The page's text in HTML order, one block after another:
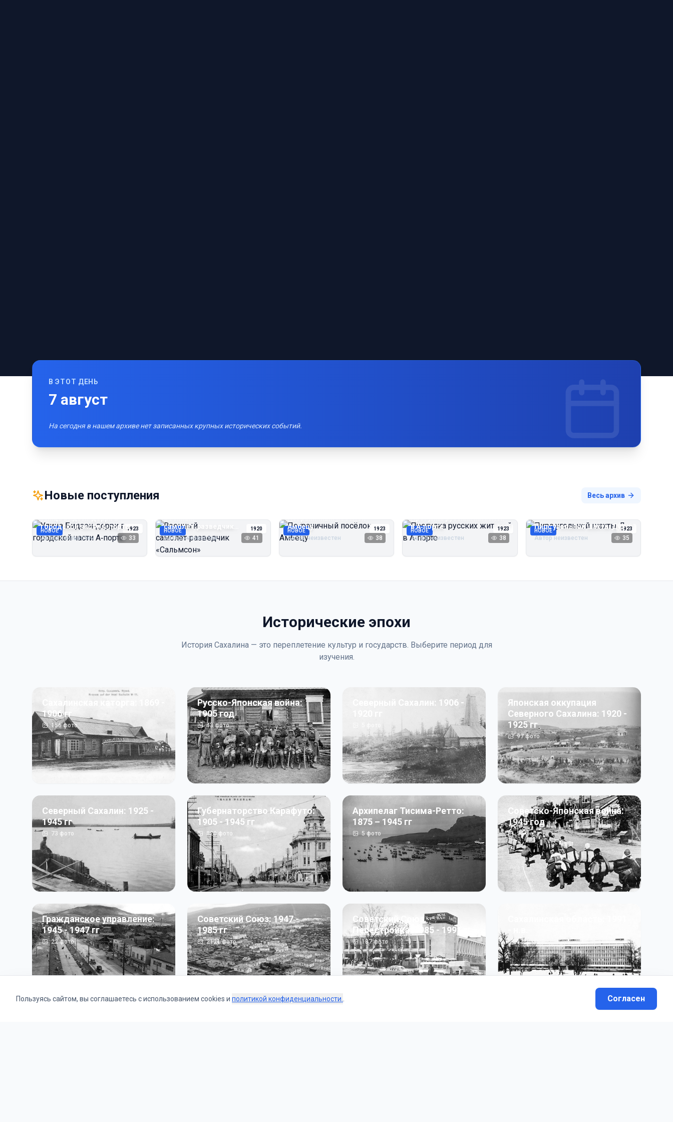
В ЭТОТ ДЕНЬ
7 август
На сегодня в нашем архиве нет записанных крупных исторических событий.
Новые поступления Весь архив
НОВОЕ 1923
Улица Бидзэн‑дорри в
городской части А‑порта
Автор неизвестен 33
НОВОЕ 1920
Военный
самолёт‑разведчик
«Сальмсон»
Автор неизвестен 41
НОВОЕ 1923
Пограничный посёлок
Амбецу
Автор неизвестен 38
НОВОЕ 1923
Прогулка русских жителей
в А‑порте
Автор неизвестен 38
НОВОЕ 1923
Пирс угольной шахты Дуэ
Автор неизвестен 35
Исторические эпохи
История Сахалина — это переплетение культур и государств. Выберите период для
изучения.
Сахалинская каторга: 1869 -
1906 гг
156фото
Русско-Японская война:
1905 год
43фото
Северный Сахалин: 1906 -
Японская оккупация
Северного Сахалина: 1920 -
1925 гг
97фото
Северный Сахалин: 1925 -
1945 гг
73 фото
Губернаторство Карафуто:
1905 - 1945 гг
820фото
Архипелаг Тисима-Ретто:
1875 – 1945 гг
5фото
Советско-Японская война:
1945 год
50фото
Гражданское управление:
1945 - 1947 гг
22фото
Советский Союз: 1947 -
1985 гг
2121фото
Советский Союз.
Перестройка: 1985 - 1991 гг
187фото 13фото
Пользуясь сайтом, вы соглашаетесь с использованием cookies и политикой конфиденциальности. Согласен